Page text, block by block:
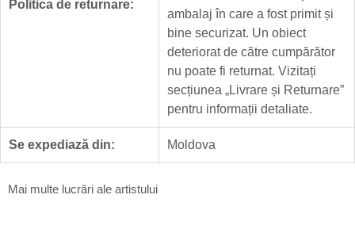
Politica de returnare:
ambalaj în care a fost primit și
bine securizat. Un obiect
deteriorat de către cumpărător
nu poate fi returnat. Vizitați
secțiunea „Livrare și Returnare”
pentru informații detaliate.
Se expediază din: Moldova
Mai multe lucrări ale artistului